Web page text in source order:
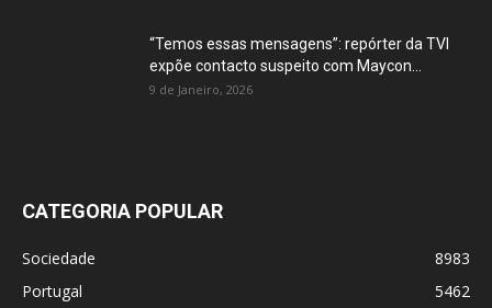
“Temos essas mensagens”: repórter da TVI
expõe contacto suspeito com Maycon...
9 de Janeiro, 2026
CATEGORIA POPULAR
Sociedade
8983
Portugal
5462